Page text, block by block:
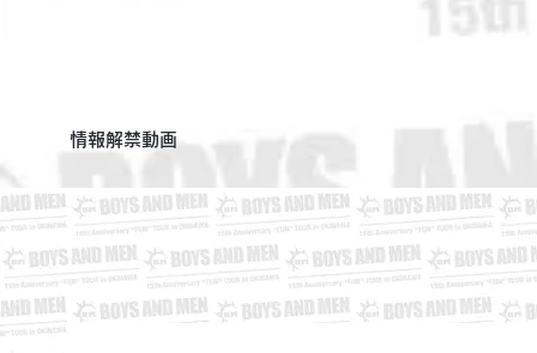
情報解禁動画